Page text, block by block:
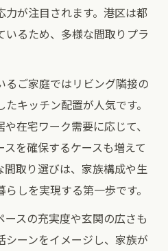
が注目されます。港区は都
るため、多様な間取りプラ
ご家庭ではリビング隣接の
キッチン配置が人気です。
在宅ワーク需要に応じて、
を確保するケースも増えて
間取り選びは、家族構成や生
しを実現する第一歩です。
スの充実度や玄関の広さも
ーンをイメージし、家族が